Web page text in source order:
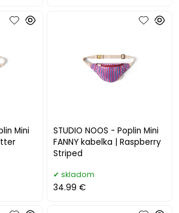
Mini
STUDIO NOOS - Poplin Mini
FANNY kabelka | Raspberry
Striped
skladom
34.99 €